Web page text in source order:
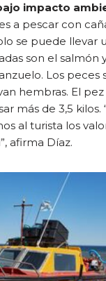
impacto
a pescar con
se puede llevar
son el salmón
Los peces
hembras. El
más de 3,5 kilos.
al turista los
afirma Díaz.